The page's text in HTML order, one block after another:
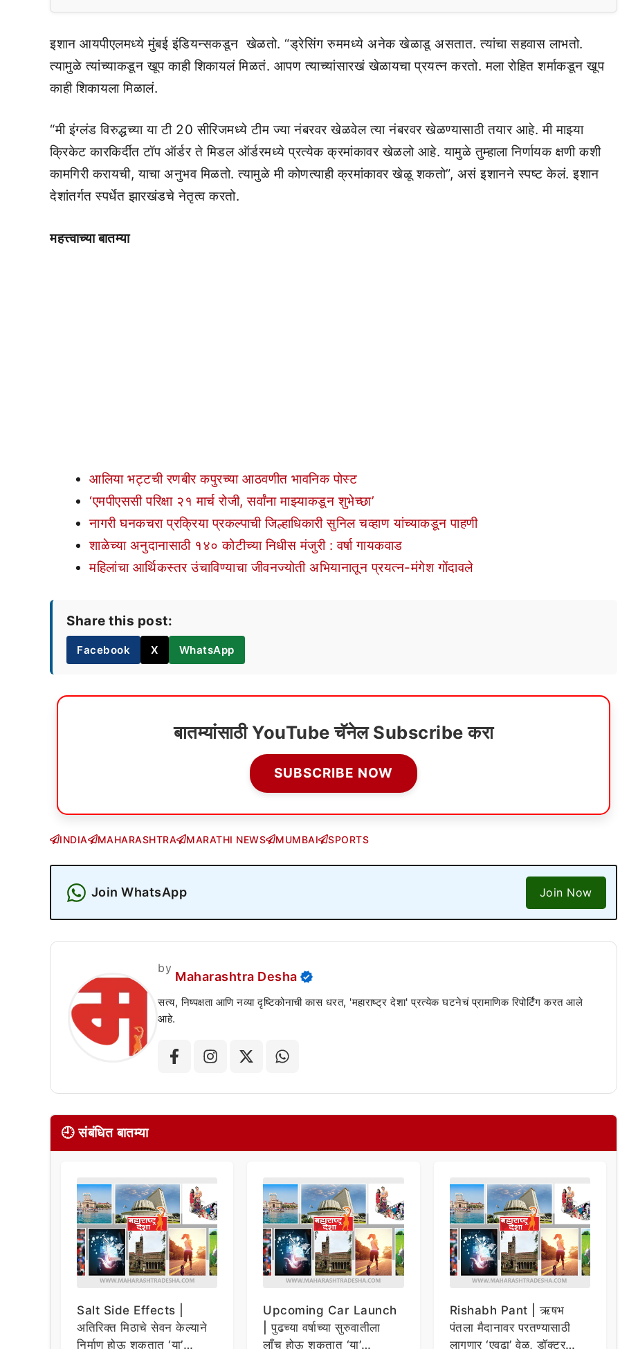
इशान आयपीएलमध्ये मुंबई इंडियन्सकडून खेळतो. “ड्रेसिंग रुममध्ये अनेक खेळाडू असतात. त्यांचा सहवास लाभतो.
त्यामुळे त्यांच्याकडून खूप काही शिकायलं मिळतं. आपण त्याच्यांसारखं खेळायचा प्रयत्न करतो. मला रोहित शर्माकडून खूप
काही शिकायला मिळालं.
“मी इंग्लंड विरुद्धच्या या टी 20 सीरिजमध्ये टीम ज्या नंबरवर खेळवेल त्या नंबरवर खेळण्यासाठी तयार आहे. मी माझ्या
क्रिकेट कारकिर्दीत टॉप ऑर्डर ते मिडल ऑर्डरमध्ये प्रत्येक क्रमांकावर खेळलो आहे. यामुळे तुम्हाला निर्णायक क्षणी कशी
कामगिरी करायची, याचा अनुभव मिळतो. त्यामुळे मी कोणत्याही क्रमांकावर खेळू शकतो”, असं इशानने स्पष्ट केलं. इशान
देशांतर्गत स्पर्धेत झारखंडचे नेतृत्व करतो.
महत्त्वाच्या बातम्या
आलिया भट्टची रणबीर कपुरच्या आठवणीत भावनिक पोस्ट
‘एमपीएससी परिक्षा २१ मार्च रोजी, सर्वांना माझ्याकडून शुभेच्छा’
नागरी घनकचरा प्रक्रिया प्रकल्पाची जिल्हाधिकारी सुनिल चव्हाण यांच्याकडून पाहणी
शाळेच्या अनुदानासाठी १४० कोटीच्या निधीस मंजुरी : वर्षा गायकवाड
महिलांचा आर्थिकस्तर उंचाविण्याचा जीवनज्योती अभियानातून प्रयत्न-मंगेश गोंदावले
Share this post:
Facebook X WhatsApp
बातम्यांसाठी YouTube चॅनेल Subscribe करा
SUBSCRIBE NOW
INDIA MAHARASHTRA MARATHI NEWS MUMBAI SPORTS
Join WhatsApp Join Now
by
Maharashtra Desha
सत्य, निष्पक्षता आणि नव्या दृष्टिकोनाची कास धरत, 'महाराष्ट्र देशा' प्रत्येक घटनेचं प्रामाणिक रिपोर्टिंग करत आले
आहे.
🕘 संबंधित बातम्या
Salt Side Effects |
अतिरिक्त मिठाचे सेवन केल्याने
निर्माण होऊ शकतात ‘या’
Upcoming Car Launch
| पुढच्या वर्षाच्या सुरुवातीला
लाँच होऊ शकतात ‘या’
Rishabh Pant | ऋषभ
पंतला मैदानावर परतण्यासाठी
लागणार ‘एवढा’ वेळ, डॉक्टर